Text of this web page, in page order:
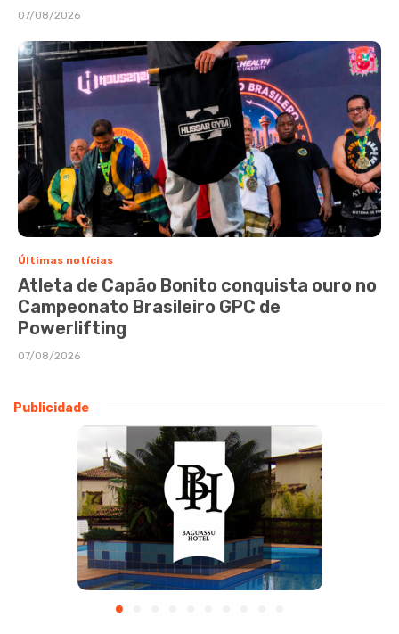
07/08/2026
Últimas notícias
Atleta de Capão Bonito conquista ouro no
Campeonato Brasileiro GPC de
Powerlifting
07/08/2026
Publicidade